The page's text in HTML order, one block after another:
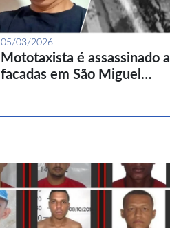
05/03/2026
Mototaxista é assassinado a
facadas em São Miguel…